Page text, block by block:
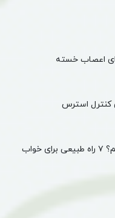
چرا با وجود خستگی نمی‌خوابیم؟ ۷ راه طبیعی برای خواب